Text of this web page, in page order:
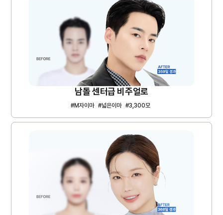
남돌 센터급 비주얼로
#M자이마 #넓은이마 #3,300모